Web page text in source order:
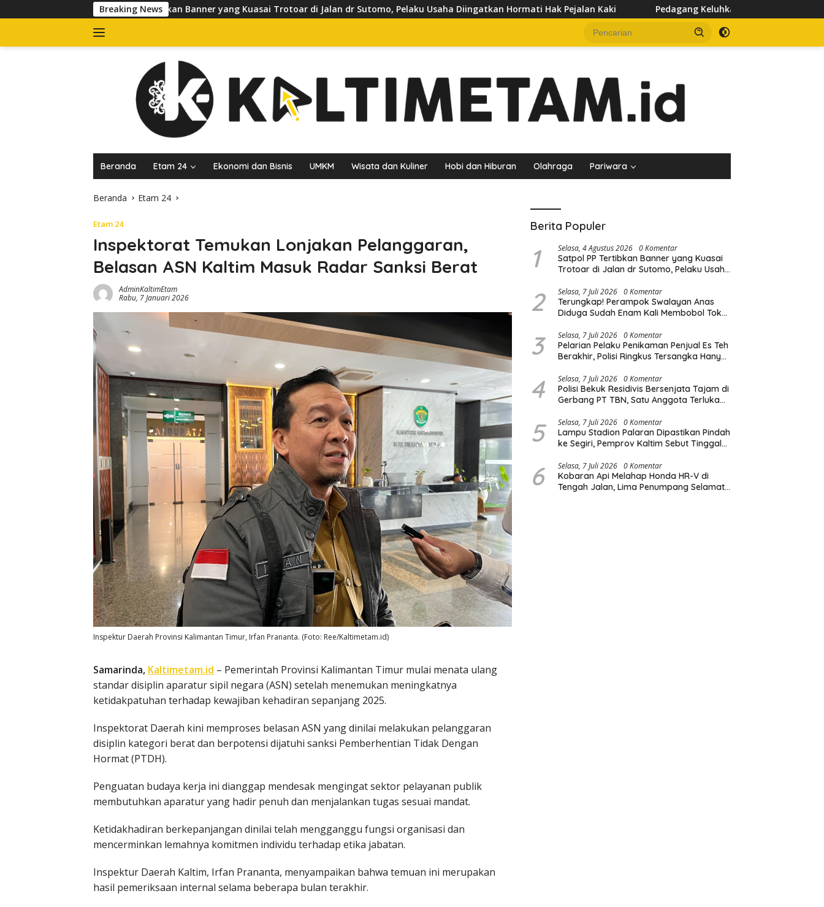
ke
Breaking News
PP Tertibkan Banner yang Kuasai Trotoar di Jalan dr Sutomo, Pelaku Usaha Diingatkan Hormati Hak Pejalan Kaki Pedagang Keluhkan Sepinya Pasar Pagi Samarinda, Minta
Beranda Etam 24 Ekonomi dan Bisnis UMKM Wisata dan Kuliner Hobi dan Hiburan Olahraga Pariwara
Beranda Etam 24
Etam 24
Inspektorat Temukan Lonjakan Pelanggaran,
Belasan ASN Kaltim Masuk Radar Sanksi Berat
AdminKaltimEtam
Rabu, 7 Januari 2026
Inspektur Daerah Provinsi Kalimantan Timur, Irfan Prananta. (Foto: Ree/Kaltimetam.id)
Samarinda, Kaltimetam.id – Pemerintah Provinsi Kalimantan Timur mulai menata ulang
standar disiplin aparatur sipil negara (ASN) setelah menemukan meningkatnya
ketidakpatuhan terhadap kewajiban kehadiran sepanjang 2025.
Inspektorat Daerah kini memproses belasan ASN yang dinilai melakukan pelanggaran
disiplin kategori berat dan berpotensi dijatuhi sanksi Pemberhentian Tidak Dengan
Hormat (PTDH).
Penguatan budaya kerja ini dianggap mendesak mengingat sektor pelayanan publik
membutuhkan aparatur yang hadir penuh dan menjalankan tugas sesuai mandat.
Ketidakhadiran berkepanjangan dinilai telah mengganggu fungsi organisasi dan
mencerminkan lemahnya komitmen individu terhadap etika jabatan.
Inspektur Daerah Kaltim, Irfan Prananta, menyampaikan bahwa temuan ini merupakan
hasil pemeriksaan internal selama beberapa bulan terakhir.
Berita Populer
1 Selasa, 4 Agustus 2026 0 Komentar
Satpol PP Tertibkan Banner yang Kuasai
Trotoar di Jalan dr Sutomo, Pelaku Usaha
2 Selasa, 7 Juli 2026 0 Komentar
Terungkap! Perampok Swalayan Anas
Diduga Sudah Enam Kali Membobol Toko
3 Selasa, 7 Juli 2026 0 Komentar
Pelarian Pelaku Penikaman Penjual Es Teh
Berakhir, Polisi Ringkus Tersangka Hanya
4 Selasa, 7 Juli 2026 0 Komentar
Polisi Bekuk Residivis Bersenjata Tajam di
Gerbang PT TBN, Satu Anggota Terluka
5 Selasa, 7 Juli 2026 0 Komentar
Lampu Stadion Palaran Dipastikan Pindah
ke Segiri, Pemprov Kaltim Sebut Tinggal
6 Selasa, 7 Juli 2026 0 Komentar
Kobaran Api Melahap Honda HR-V di
Tengah Jalan, Lima Penumpang Selamat